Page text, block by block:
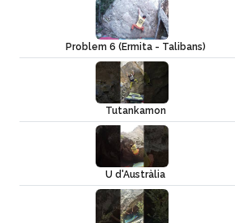
Problem 6 (Ermita - Talibans)
Tutankamon
U d'Austràlia